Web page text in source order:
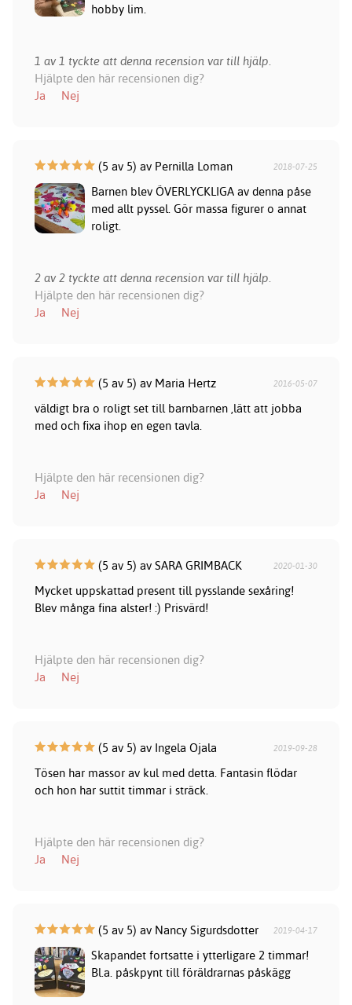
hobby lim.
1 av 1 tyckte att denna recension var till hjälp.
Hjälpte den här recensionen dig?
Ja
Nej
(5 av 5) av Pernilla Loman 2018-07-25
Barnen blev ÖVERLYCKLIGA av denna påse
med allt pyssel. Gör massa figurer o annat
roligt.
2 av 2 tyckte att denna recension var till hjälp.
Hjälpte den här recensionen dig?
Ja
Nej
(5 av 5) av Maria Hertz 2016-05-07
väldigt bra o roligt set till barnbarnen ,lätt att jobba
med och fixa ihop en egen tavla.
Hjälpte den här recensionen dig?
Ja
Nej
(5 av 5) av SARA GRIMBACK 2020-01-30
Mycket uppskattad present till pysslande sexåring!
Blev många fina alster! :) Prisvärd!
Hjälpte den här recensionen dig?
Ja
Nej
(5 av 5) av Ingela Ojala 2019-09-28
Tösen har massor av kul med detta. Fantasin flödar
och hon har suttit timmar i sträck.
Hjälpte den här recensionen dig?
Ja
Nej
(5 av 5) av Nancy Sigurdsdotter 2019-04-17
Skapandet fortsatte i ytterligare 2 timmar!
Bl.a. påskpynt till föräldrarnas påskägg